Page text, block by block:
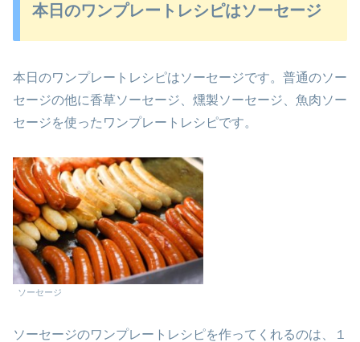
本日のワンプレートレシピはソーセージ
本日のワンプレートレシピはソーセージです。普通のソー
セージの他に香草ソーセージ、燻製ソーセージ、魚肉ソー
セージを使ったワンプレートレシピです。
ソーセージ
ソーセージのワンプレートレシピを作ってくれるのは、１